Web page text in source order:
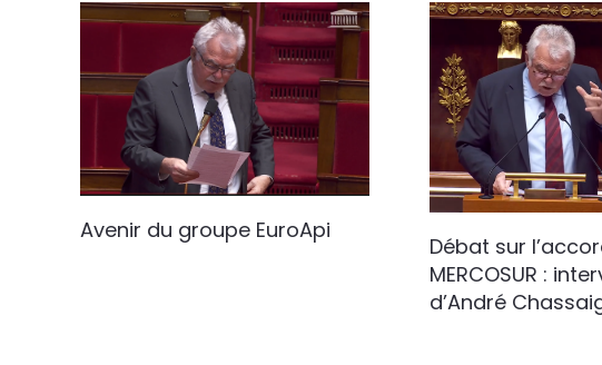
Avenir du groupe EuroApi
Débat sur
MERCOSUR :
d’André